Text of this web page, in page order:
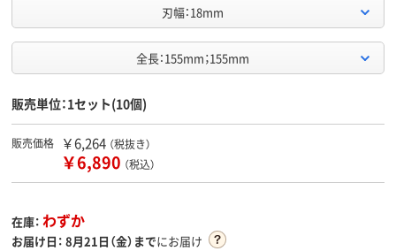
刃幅：18mm
全長：155mm；155mm
販売単位：1セット(10個)
販売価格 ￥6,264 （税抜き）
￥6,890 （税込）
在庫： わずか
お届け日： 8月21日（金）までにお届け